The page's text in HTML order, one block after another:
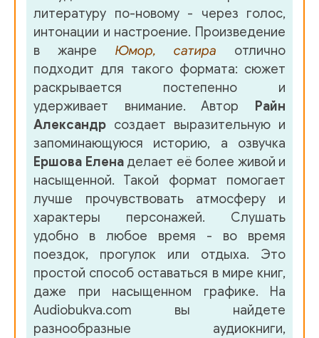
литературу по-новому - через голос,
интонации и настроение. Произведение
в жанре Юмор, сатира отлично
подходит для такого формата: сюжет
раскрывается постепенно и
удерживает внимание. Автор
Райн
Александр создает выразительную и
запоминающуюся историю, а озвучка
Ершова Еленаделает её более живой и
насыщенной. Такой формат помогает
лучше прочувствовать атмосферу и
характеры персонажей. Слушать
удобно в любое время - во время
поездок, прогулок или отдыха. Это
простой способ оставаться в мире книг,
даже при насыщенном графике. На
Audiobukva.com вы найдете
разнообразные аудиокниги,